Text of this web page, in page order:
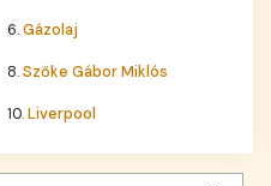
6.Gázolaj
8.Szőke Gábor Miklós
10.Liverpool